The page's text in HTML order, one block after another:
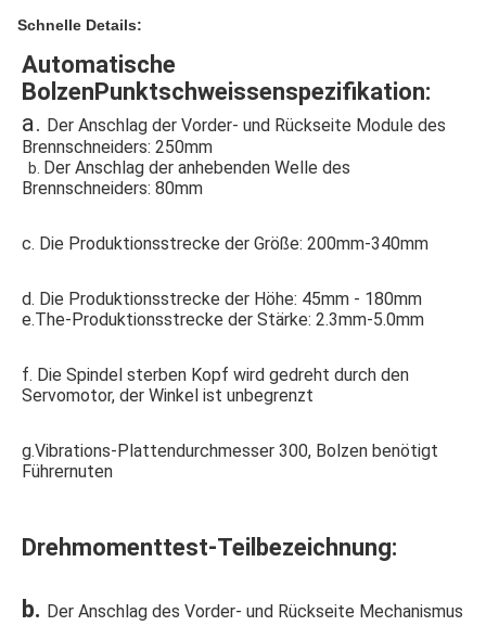
Schnelle Details:
Automatische
BolzenPunktschweissenspezifikation:
a. Der Anschlag der Vorder- und Rückseite Module des
Brennschneiders: 250mm
  b.
Der Anschlag der anhebenden Welle des
Brennschneiders: 80mm
c. Die Produktionsstrecke der Größe: 200mm-340mm
d. Die Produktionsstrecke der Höhe: 45mm - 180mm
e.The-Produktionsstrecke der Stärke: 2.3mm-5.0mm
f. Die Spindel sterben Kopf wird gedreht durch den
Servomotor, der Winkel ist unbegrenzt
g.Vibrations-Plattendurchmesser 300, Bolzen benötigt
Führernuten
Drehmomenttest-Teilbezeichnung:
b. Der Anschlag des Vorder- und Rückseite Mechanismus